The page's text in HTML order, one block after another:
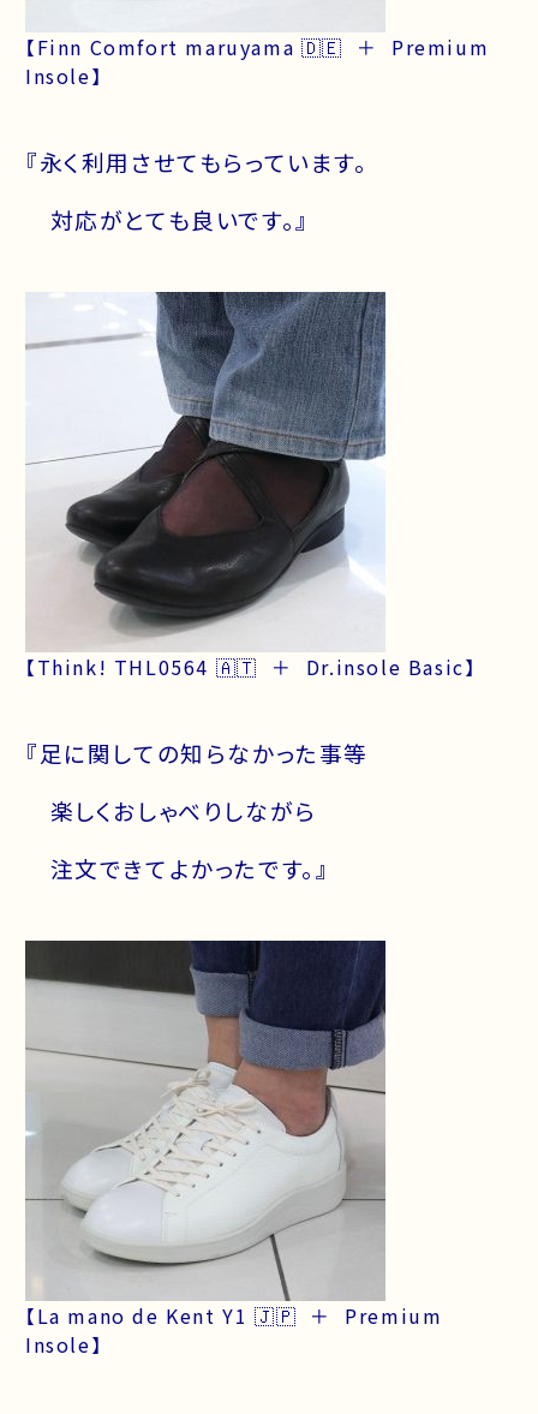
【Finn Comfort maruyama 🇩🇪 ＋ Premium
Insole】
『永く利用させてもらっています。
対応がとても良いです。』
【Think! THL0564 🇦🇹 ＋ Dr.insole Basic】
『足に関しての知らなかった事等
楽しくおしゃべりしながら
注文できてよかったです。』
【La mano de Kent Y1 🇯🇵 ＋ Premium
Insole】